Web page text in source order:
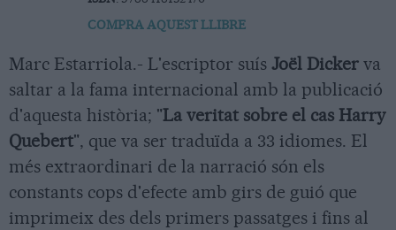
COMPRA AQUEST LLIBRE
Marc Estarriola.- L'escriptor suís Joël Dicker va
saltar a la fama internacional amb la publicació
d'aquesta història; "La veritat sobre el cas Harry
Quebert", que va ser traduïda a 33 idiomes. El
més extraordinari de la narració són els
constants cops d'efecte amb girs de guió que
imprimeix des dels primers passatges i fins al